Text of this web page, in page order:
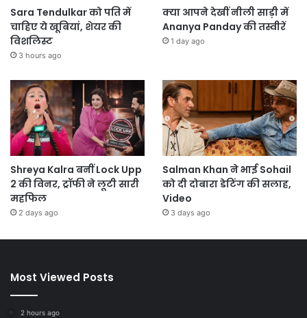
Sara Tendulkar को पति में
चाहिए ये खूबियां, शेयर की
विशलिस्ट
3 hours ago
क्या आपने देखीं नीली साड़ी में
Ananya Panday की तस्वीरें
1 day ago
Shreya Kalra बनीं Lock Upp
2 की विनर, ट्रॉफी ने लूटी सारी
महफिल
2 days ago
Salman Khan ने भाई Sohail
को दी दोबारा डेटिंग की सलाह,
Video
3 days ago
Most Viewed Posts
2 hours ago